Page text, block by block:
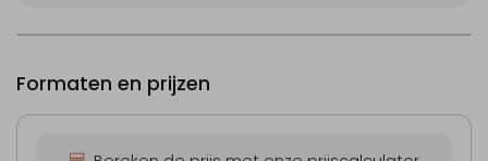
Formaten en prijzen